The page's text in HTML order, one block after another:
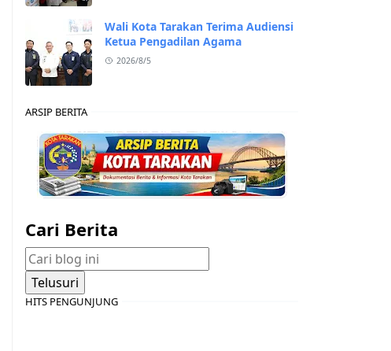
Wali Kota Tarakan Terima Audiensi
Ketua Pengadilan Agama
2026/8/5
ARSIP BERITA
Cari Berita
HITS PENGUNJUNG